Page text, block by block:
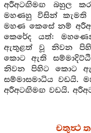
අරීඅටඟිමඟ බහුල
මහණහු විසින් කැමති
මහණ කෙසේ නම්
කෙරේද යත්:
ඇතුළත් වූ නිවන
කොට ඇති
නිවන පිහිට කොට
සම්මාසමාධිය වඩයි.
අරීඅටඟිමඟ වඩයි.
චතුත්‍ථ